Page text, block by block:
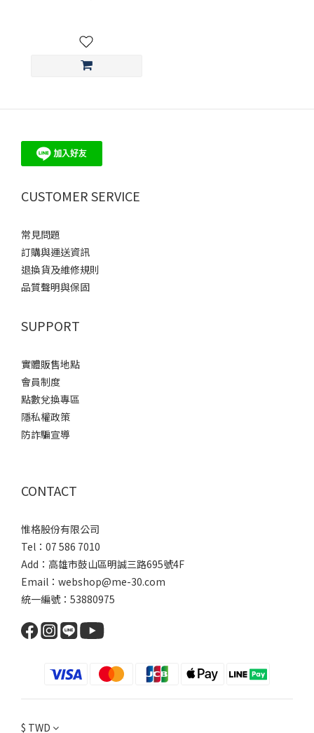
CUSTOMER SERVICE
常見問題
訂購與運送資訊
退換貨及維修規則
品質聲明與保固
SUPPORT
實體販售地點
會員制度
點數兌換專區
隱私權政策
防詐騙宣導
CONTACT
惟格股份有限公司
Tel：07 586 7010
Add： 高雄市鼓山區明誠三路695號4F
Email：webshop@me-30.com
統一編號：53880975
$ TWD